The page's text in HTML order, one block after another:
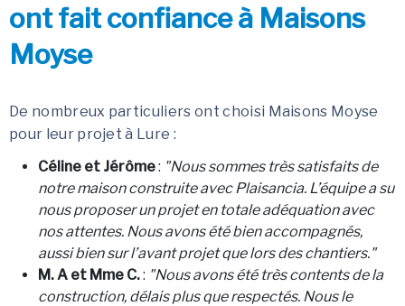
ont fait confiance à Maisons
Moyse
De nombreux particuliers ont choisi Maisons Moyse
pour leur projet à Lure :
Céline et Jérôme: "Nous sommes très satisfaits de
notre maison construite avec Plaisancia. L’équipe a su
nous proposer un projet en totale adéquation avec
nos attentes. Nous avons été bien accompagnés,
aussi bien sur l’avant projet que lors des chantiers."
M. A et Mme C.: "Nous avons été très contents de la
construction, délais plus que respectés. Nous le